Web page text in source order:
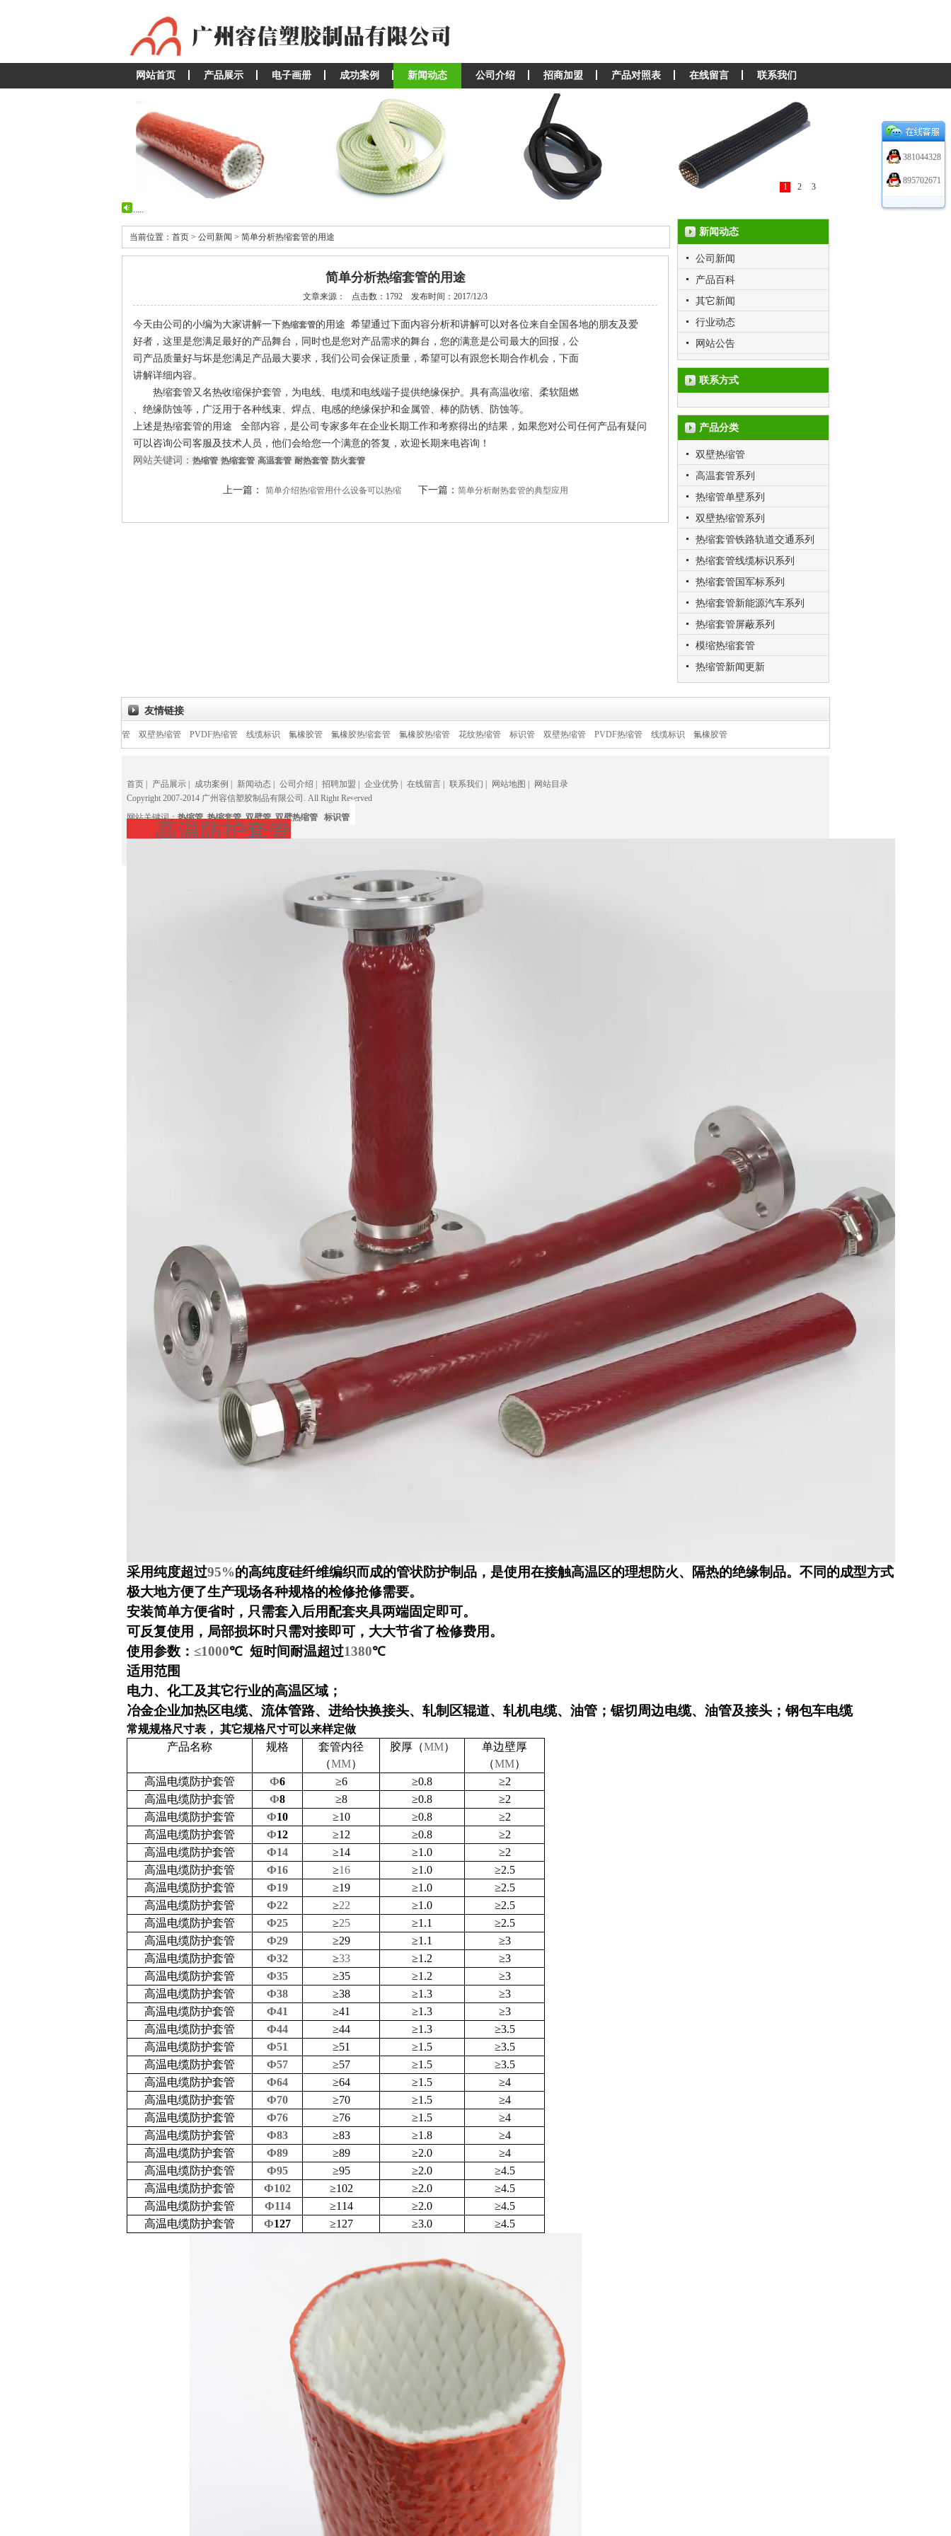
网站首页 产品展示 电子画册 成功案例 新闻动态 公司介绍 招商加盟 产品对照表 在线留言 联系我们
1 2 3
......
当前位置：首页 > 公司新闻 > 简单分析热缩套管的用途
简单分析热缩套管的用途
文章来源： 点击数：1792 发布时间：2017/12/3
今天由公司的小编为大家讲解一下热缩套管的用途 希望通过下面内容分析和讲解可以对各位来自全国各地的朋友及爱
好者，这里是您满足最好的产品舞台，同时也是您对产品需求的舞台，您的满意是公司最大的回报，公
司产品质量好与坏是您满足产品最大要求，我们公司会保证质量，希望可以有跟您长期合作机会，下面
讲解详细内容。
热缩套管又名热收缩保护套管，为电线、电缆和电线端子提供绝缘保护。具有高温收缩、柔软阻燃
、绝缘防蚀等，广泛用于各种线束、焊点、电感的绝缘保护和金属管、棒的防锈、防蚀等。
上述是热缩套管的用途 全部内容，是公司专家多年在企业长期工作和考察得出的结果，如果您对公司任何产品有疑问
可以咨询公司客服及技术人员，他们会给您一个满意的答复，欢迎长期来电咨询！
网站关键词： 热缩管 热缩套管 高温套管 耐热套管 防火套管
上一篇： 简单介绍热缩管用什么设备可以热缩下一篇： 简单分析耐热套管的典型应用
新闻动态
公司新闻
产品百科
其它新闻
行业动态
网站公告
联系方式
产品分类
双壁热缩管
高温套管系列
热缩管单壁系列
双壁热缩管系列
热缩套管铁路轨道交通系列
热缩套管线缆标识系列
热缩套管国军标系列
热缩套管新能源汽车系列
热缩套管屏蔽系列
模缩热缩套管
热缩管新闻更新
友情链接
双壁热缩管 PVDF热缩管 线缆标识 氟橡胶管 氟橡胶热缩套管 氟橡胶热缩管 花纹热缩管 标识管 双壁热缩管 PVDF热缩管 线缆标识 氟橡胶管
首页 产品展示 成功案例 新闻动态 公司介绍 招聘加盟 企业优势 在线留言 联系我们 网站地图
网站目录
Copyright 2007-2014 广州容信塑胶制品有限公司. All Right Reserved
网站关键词：热缩管 热缩套管 双壁管 双壁热缩管 标识管
高温防护套管
采用纯度超过95%的高纯度硅纤维编织而成的管状防护制品，是使用在接触高温区的理想防火、隔热的绝缘制品。不同的成型方式
极大地方便了生产现场各种规格的检修抢修需要。
安装简单方便省时，只需套入后用配套夹具两端固定即可。
可反复使用，局部损坏时只需对接即可，大大节省了检修费用。
使用参数： ≤1000℃ 短时间耐温超过1380℃
适用范围
电力、化工及其它行业的高温区域；
冶金企业加热区电缆、流体管路、进给快换接头、轧制区辊道、轧机电缆、油管；锯切周边电缆、油管及接头；钢包车电缆
常规规格尺寸表， 其它规格尺寸可以来样定做
产品名称
规格 套管内径
（MM）
胶厚（MM）
单边壁厚
（MM）
高温电缆防护套管
Ф6 ≥6 ≥0.8 ≥2
高温电缆防护套管
Ф8 ≥8 ≥0.8 ≥2
高温电缆防护套管
Ф10 ≥10 ≥0.8 ≥2
高温电缆防护套管
Ф12 ≥12 ≥0.8 ≥2
高温电缆防护套管
Ф14 ≥14 ≥1.0 ≥2
高温电缆防护套管
Ф16 ≥16 ≥1.0 ≥2.5
高温电缆防护套管
Ф19 ≥19 ≥1.0 ≥2.5
高温电缆防护套管
Ф22 ≥22 ≥1.0 ≥2.5
高温电缆防护套管
Ф25 ≥25 ≥1.1 ≥2.5
高温电缆防护套管
Ф29 ≥29 ≥1.1 ≥3
高温电缆防护套管
Ф32 ≥33 ≥1.2 ≥3
高温电缆防护套管
Ф35 ≥35 ≥1.2 ≥3
高温电缆防护套管
Ф38 ≥38 ≥1.3 ≥3
高温电缆防护套管
Ф41 ≥41 ≥1.3 ≥3
高温电缆防护套管
Ф44 ≥44 ≥1.3 ≥3.5
高温电缆防护套管
Ф51 ≥51 ≥1.5 ≥3.5
高温电缆防护套管
Ф57 ≥57 ≥1.5 ≥3.5
高温电缆防护套管
Ф64 ≥64 ≥1.5 ≥4
高温电缆防护套管
Ф70 ≥70 ≥1.5 ≥4
高温电缆防护套管
Ф76 ≥76 ≥1.5 ≥4
高温电缆防护套管
Ф83 ≥83 ≥1.8 ≥4
高温电缆防护套管
Ф89 ≥89 ≥2.0 ≥4
高温电缆防护套管
Ф95 ≥95 ≥2.0 ≥4.5
高温电缆防护套管
Ф102 ≥102 ≥2.0 ≥4.5
高温电缆防护套管
Ф114 ≥114 ≥2.0 ≥4.5
高温电缆防护套管
Ф127 ≥127 ≥3.0 ≥4.5
381044328
895702671